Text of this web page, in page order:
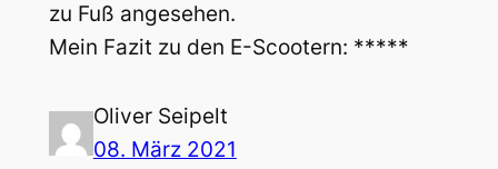
zu Fuß angesehen.
Mein Fazit zu den E-Scootern: *****
Oliver Seipelt
08. März 2021